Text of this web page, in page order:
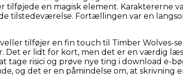
tilføjede en magisk element. Karaktererne
tilstedeværelse. Fortællingen var en
tilføjer en fin touch til Timber Wolves-
Det er lidt for kort, men det er en værdig
tage risici og prøve nye ting i download e-
og det er en påmindelse om, at